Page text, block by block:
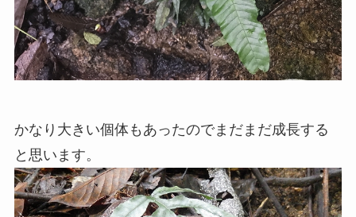
かなり大きい個体もあったのでまだまだ成長する
と思います。